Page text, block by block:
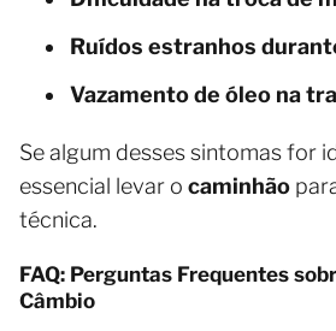
Ruídos estranhos
Vazamento de óleo na
Se algum desses sintomas for
essencial levar o caminhão
técnica.
FAQ: Perguntas Frequentes
Câmbio